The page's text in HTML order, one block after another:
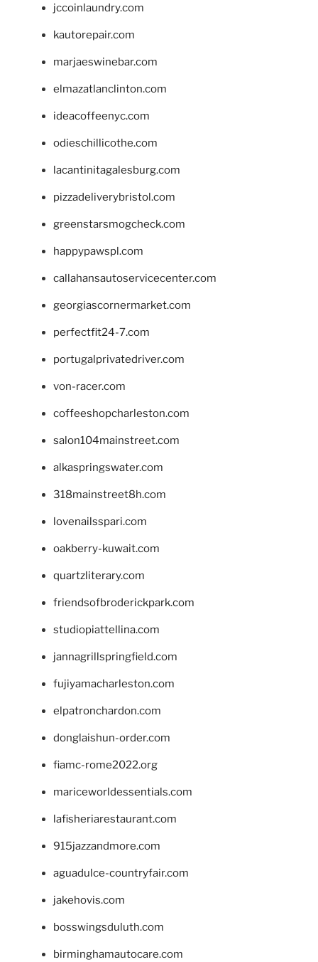
jccoinlaundry.com
kautorepair.com
marjaeswinebar.com
elmazatlanclinton.com
ideacoffeenyc.com
odieschillicothe.com
lacantinitagalesburg.com
pizzadeliverybristol.com
greenstarsmogcheck.com
happypawspl.com
callahansautoservicecenter.com
georgiascornermarket.com
perfectfit24-7.com
portugalprivatedriver.com
von-racer.com
coffeeshopcharleston.com
salon104mainstreet.com
alkaspringswater.com
318mainstreet8h.com
lovenailsspari.com
oakberry-kuwait.com
quartzliterary.com
friendsofbroderickpark.com
studiopiattellina.com
jannagrillspringfield.com
fujiyamacharleston.com
elpatronchardon.com
donglaishun-order.com
fiamc-rome2022.org
mariceworldessentials.com
lafisheriarestaurant.com
915jazzandmore.com
aguadulce-countryfair.com
jakehovis.com
bosswingsduluth.com
birminghamautocare.com